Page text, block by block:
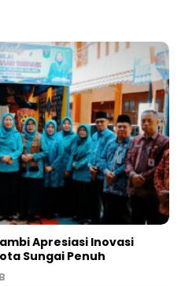
Apresiasi Inovasi
Sungai Penuh